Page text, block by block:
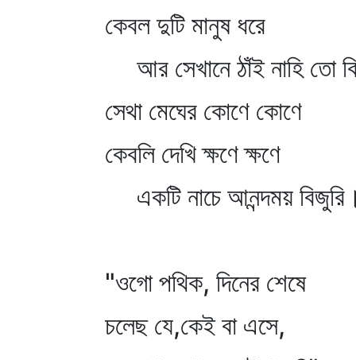
কেবল দুটি মানুষ ধরে
আর সেখানে ঠাঁই নাহি তো
সেথা মেঘের কোণে কোণে
কেবলি দেখি ক্ষণে ক্ষণে
একটি নাচে আনন্দময়
"ওগো পথিক, দিনের শেষে
চলেছ যে,কেই বা এসে,